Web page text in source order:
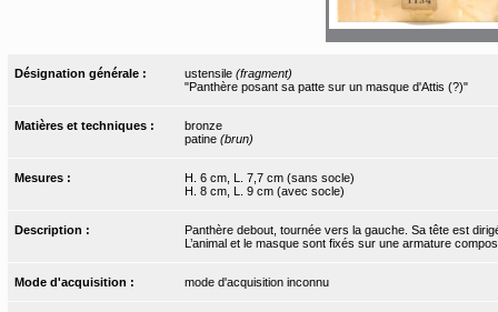
Désignation générale : ustensile (fragment)
"Panthère posant sa patte sur un masque d'Attis (?)"
Matières et techniques :
bronze
patine (brun)
Mesures :
H. 6 cm, L. 7,7 cm (sans socle)
H. 8 cm, L. 9 cm (avec socle)
Description :
Panthère debout, tournée vers la gauche. Sa tête est
L’animal et le masque sont fixés sur une armature
Mode d'acquisition : mode d'acquisition inconnu